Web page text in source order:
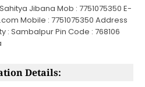
Jibana Mob : 7751075350 E-
Mobile : 7751075350 Address
: Sambalpur Pin Code : 768106
Details: